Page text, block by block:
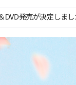
DVD発売が決定しまし